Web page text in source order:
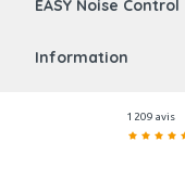
EASY Noise Control
Information
1 209 avis